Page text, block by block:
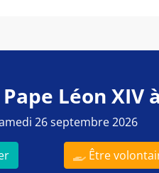
Léon XIV
26 septembre 2026
Être